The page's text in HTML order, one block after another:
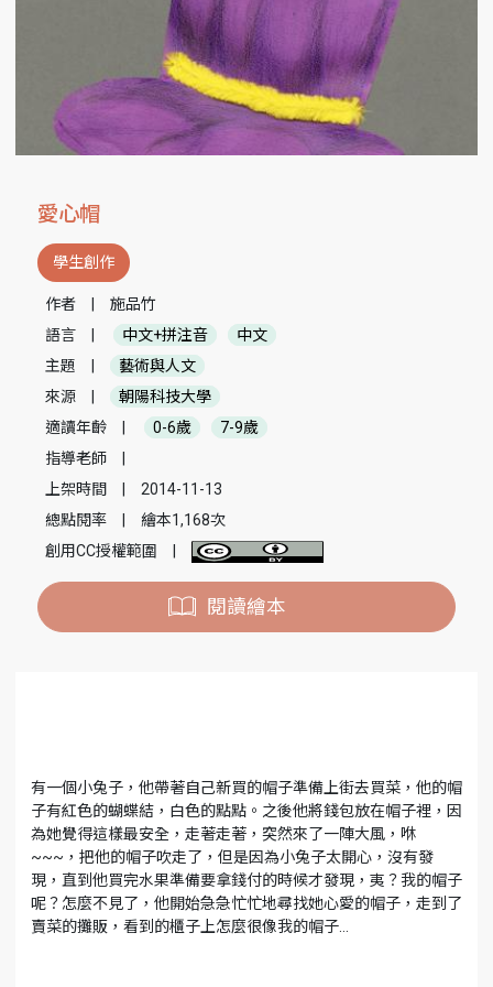
愛心帽
學生創作
作者
施品竹
語言
中文+拼注音
中文
主題
藝術與人文
來源
朝陽科技大學
適讀年齡
0-6歲
7-9歲
指導老師
上架時間
2014-11-13
總點閱率
繪本1,168次
創用CC授權範圍
閱讀繪本
有一個小兔子，他帶著自己新買的帽子準備上街去買菜，他的帽
子有紅色的蝴蝶結，白色的點點。之後他將錢包放在帽子裡，因
為她覺得這樣最安全，走著走著，突然來了一陣大風，咻
~~~，把他的帽子吹走了，但是因為小兔子太開心，沒有發
現，直到他買完水果準備要拿錢付的時候才發現，夷？我的帽子
呢？怎麼不見了，他開始急急忙忙地尋找她心愛的帽子，走到了
賣菜的攤販，看到的櫃子上怎麼很像我的帽子…